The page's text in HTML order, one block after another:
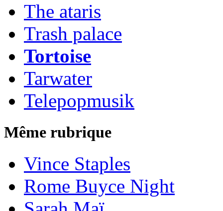
The ataris
Trash palace
Tortoise
Tarwater
Telepopmusik
Même rubrique
Vince Staples
Rome Buyce Night